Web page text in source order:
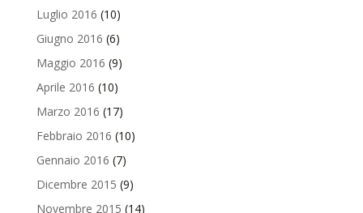
Luglio 2016 (10)
Giugno 2016 (6)
Maggio 2016 (9)
Aprile 2016 (10)
Marzo 2016 (17)
Febbraio 2016 (10)
Gennaio 2016 (7)
Dicembre 2015 (9)
Novembre 2015 (14)